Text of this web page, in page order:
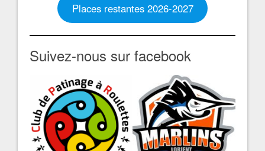
Places restantes 2026-2027
Suivez-nous sur facebook